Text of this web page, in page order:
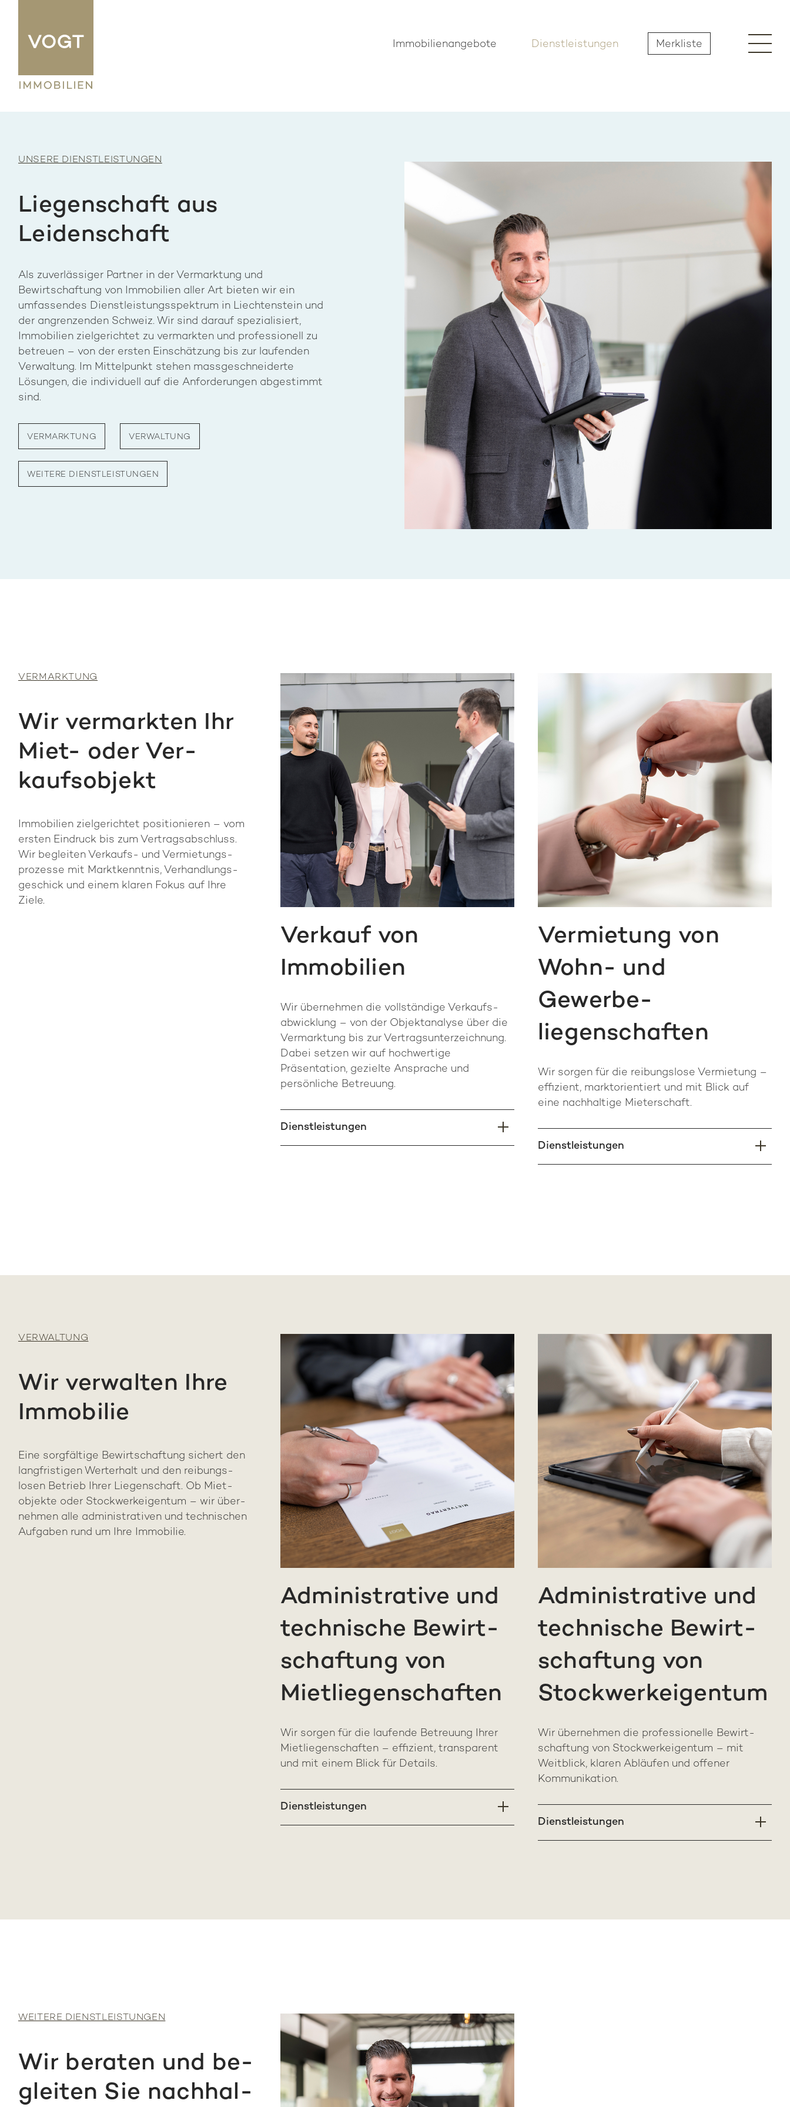
Immobilienangebote Dienstleistungen Merkliste
UNSERE DIENSTLEISTUNGEN
Liegenschaft aus
Leidenschaft
Als zuverlässiger Partner in der Vermarktung und
Bewirtschaftung von Immobilien aller Art bieten wir ein
umfassendes Dienstleistungsspektrum in Liechtenstein und
der angrenzenden Schweiz. Wir sind darauf spezialisiert,
Immobilien zielgerichtet zu vermarkten und professionell zu
betreuen – von der ersten Einschätzung bis zur laufenden
Verwaltung. Im Mittelpunkt stehen massgeschneiderte
Lösungen, die individuell auf die Anforderungen abgestimmt
sind.
VERMARKTUNG VERWALTUNG
WEITERE DIENSTLEISTUNGEN
VER­MARK­TUNG
Wir ver­mark­ten Ihr
Miet- oder Ver­
kaufs­ob­jekt
Im­mo­bi­li­en ziel­ge­rich­tet po­si­tio­nie­ren – vom
ers­ten Ein­druck bis zum Ver­trags­ab­schluss.
Wir be­glei­ten Ver­kaufs- und Vermietungs­
prozesse mit Markt­kennt­nis, Verhandlungs­
geschick und einem kla­ren Fokus auf Ihre
Ziele.
Verkauf von
Immobilien
Wir übernehmen die vollständige Verkaufs­
abwicklung – von der Objekt­analyse über die
Vermarktung bis zur Vertrags­unter­zeichnung.
Dabei setzen wir auf hoch­wertige
Präsentation, gezielte Ansprache und
persönliche Betreuung.
Dienstleistungen
Vermietung von
Wohn- und
Gewerbe­
liegenschaften
Wir sorgen für die reibungslose Vermietung –
effizient, marktorientiert und mit Blick auf
eine nachhaltige Mieterschaft.
Dienstleistungen
VER­WAL­TUNG
Wir ver­wal­ten Ihre
Im­mo­bi­lie
Eine sorg­fäl­ti­ge Be­wirt­schaftung si­chert den
lang­fristigen Wert­erhalt und den reibungs­
losen Be­trieb Ihrer Liegen­schaft. Ob Miet­
objekte oder Stockwerk­eigentum – wir über­
nehmen alle ad­mi­nis­tra­ti­ven und tech­ni­schen
Auf­ga­ben rund um Ihre Im­mo­bi­lie.
Administrative und
technische Be­wirt­
schaftung von
Miet­liegen­schaften
Wir sorgen für die laufende Betreuung Ihrer
Miet­liegen­schaften – effizient, transparent
und mit einem Blick für Details.
Dienstleistungen
Administrative und
technische Be­wirt­
schaftung von
Stockwerk­eigentum
Wir über­nehmen die professionelle Be­wirt­
schaftung von Stockwerk­eigentum – mit
Weit­blick, klaren Abläufen und offener
Kommunikation.
Dienstleistungen
WEI­TE­RE DIENST­LEIS­TUN­GEN
Wir be­ra­ten und be­
glei­ten Sie nach­hal­